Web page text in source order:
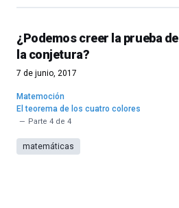
¿Podemos creer la prueba de
la conjetura?
7 de junio, 2017
Matemoción
El teorema de los cuatro colores
Parte 4 de 4
matemáticas